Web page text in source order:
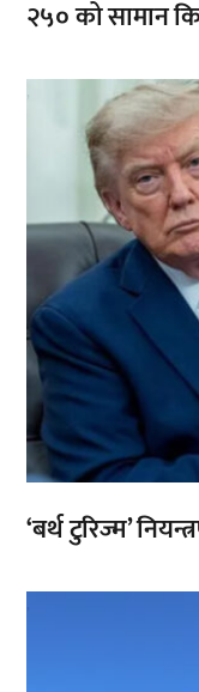
२५० को सामान
‘बर्थ टुरिज्म’